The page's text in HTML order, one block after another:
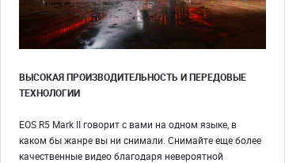
ВЫСОКАЯ ПРОИЗВОДИТЕЛЬНОСТЬ И ПЕРЕДОВЫЕ
ТЕХНОЛОГИИ
EOS R5 Mark II говорит с вами на одном языке, в
каком бы жанре вы ни снимали. Снимайте еще более
качественные видео благодаря невероятной